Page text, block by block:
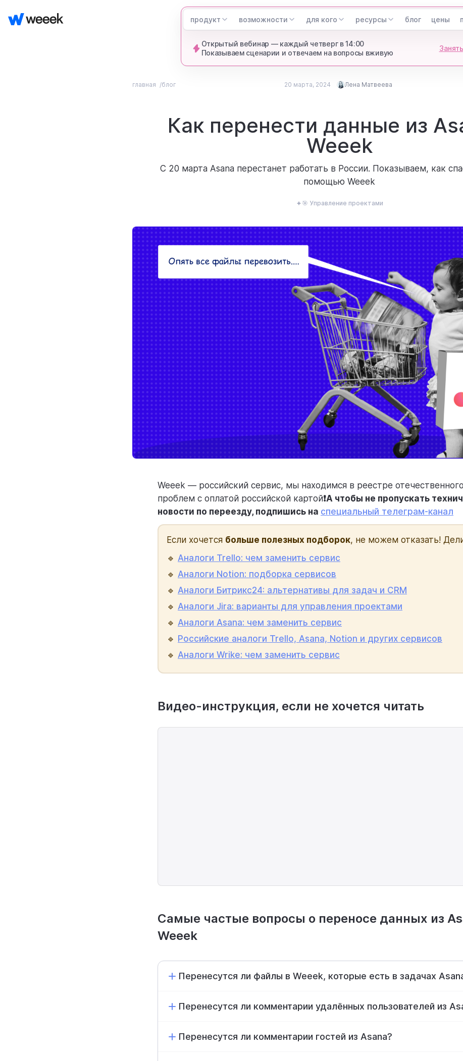
продукт возможности для кого ресурсы блог цены
Открытый вебинар — каждый четверг в 14:00
Показываем сценарии и отвечаем на вопросы вживую
главная блог 20 марта, 2024 Лена Матвеева
ex Head of Marketing Weeek
Как перенести данные из
Weeek
С 20 марта Asana перестанет работать в России. Показываем, как
помощью Weeek
🎯 Управление проектами
Weeek — российский сервис, мы находимся в реестре
проблем с оплатой российской картой❗️А чтобы не пропускать
новости по переезду, подпишись на специальный телеграм-канал
Если хочется больше полезных подборок, не можем отказать!
🔹 Аналоги Trello: чем заменить сервис
🔹 Аналоги Notion: подборка сервисов
🔹 Аналоги Битрикс24: альтернативы для задач и CRM
🔹 Аналоги Jira: варианты для управления проектами
🔹 Аналоги Asana: чем заменить сервис
🔹 Российские аналоги Trello, Asana, Notion и других сервисов
🔹 Аналоги Wrike: чем заменить сервис
Видео-инструкция, если не хочется читать
Самые частые вопросы о переносе данных из
Weeek
Перенесутся ли файлы в Weeek, которые есть в задачах
Перенесутся ли комментарии удалённых пользователей из
Перенесутся ли комментарии гостей из Asana?